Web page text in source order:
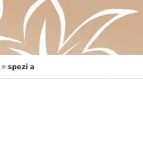
» spezi a